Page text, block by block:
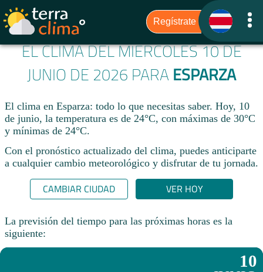
EL CLIMA DEL MIÉRCOLES 10 DE
JUNIO DE 2026 PARA ESPARZA
El clima en Esparza: todo lo que necesitas saber. Hoy, 10
de junio, la temperatura es de 24°C, con máximas de 30°C
y mínimas de 24°C.
Con el pronóstico actualizado del clima, puedes anticiparte
a cualquier cambio meteorológico y disfrutar de tu jornada.​
CAMBIAR CIUDAD VER HOY
La previsión del tiempo para las próximas horas es la
siguiente:
10